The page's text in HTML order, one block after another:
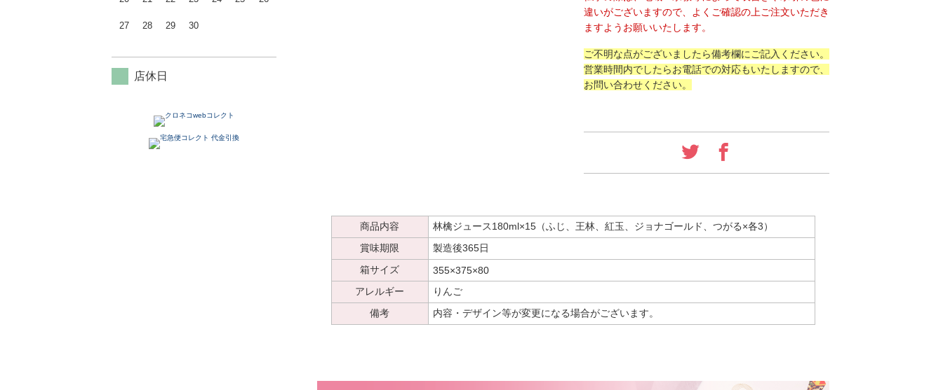
違いがございますので、よくご確認の上ご注文いただき
ますようお願いいたします。
ご不明な点がございましたら備考欄にご記入ください。
営業時間内でしたらお電話での対応もいたしますので、
お問い合わせください。
商品内容
林檎ジュース180ml×15（ふじ、王林、紅玉、ジョナゴールド、つがる×各3）
賞味期限
製造後365日
箱サイズ
355×375×80
アレルギー
りんご
備考
内容・デザイン等が変更になる場合がございます。
27 28 29 30
店休日